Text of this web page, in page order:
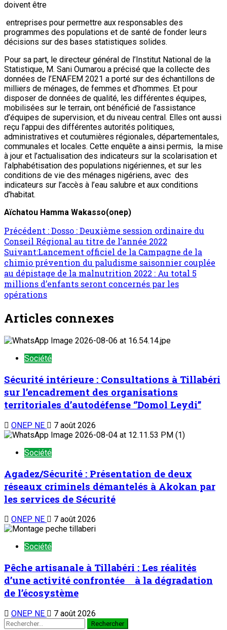
doivent être
entreprises pour permettre aux responsables des
programmes des populations et de santé de fonder leurs
décisions sur des bases statistiques solides.
Pour sa part, le directeur général de l’Institut National de la
Statistique, M. Sani Oumarou a précisé que la collecte des
données de l’ENAFEM 2021 a porté sur des échantillons de
milliers de ménages, de femmes et d’hommes. Et pour
disposer de données de qualité, les différentes équipes,
mobilisées sur le terrain, ont bénéficié de l’assistance
d’équipes de supervision, et du niveau central. Elles ont aussi
reçu l’appui des différentes autorités politiques,
administratives et coutumières régionales, départementales,
communales et locales. Cette enquête a ainsi permis, la mise
à jour et l’actualisation des indicateurs sur la scolarisation et
l’alphabétisation des populations nigériennes, et sur les
conditions de vie des ménages nigériens, avec des
indicateurs sur l’accès à l’eau salubre et aux conditions
d’habitat.
Aïchatou Hamma Wakasso(onep)
Précédent :Dosso : Deuxième session ordinaire du
Conseil Régional au titre de l’année 2022
Suivant:Lancement officiel de la Campagne de la
chimio prévention du paludisme saisonnier couplée
au dépistage de la malnutrition 2022 : Au total 5
millions d’enfants seront concernés par les
opérations
Articles connexes
Société
Sécurité intérieure : Consultations à Tillabéri
sur l’encadrement des organisations
territoriales d’autodéfense ‘’Domol Leydi’’
ONEP NE 7 août 2026
Société
Agadez/Sécurité : Présentation de deux
réseaux criminels démantelés à Akokan par
les services de Sécurité
ONEP NE 7 août 2026
Société
Pêche artisanale à Tillabéri : Les réalités
d’une activité confrontée à la dégradation
de l’écosystème
ONEP NE 7 août 2026